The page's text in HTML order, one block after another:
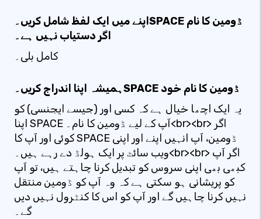
اپنے میں ایک لفظ شامل کریں۔SPACE ڈومین کا نام
اگر دستیاب نہیں ہے۔
کامل بلی۔
ہمیشہ اپنا اندراج کریں۔SPACE ڈومین کا نام خود
یہ ایک اچھا خیال ہے کہ کسی اور (جیسے ایجنسی) کو
اپنا SPACE آپ کے لیے ڈومین کا نام۔<br><br> اگر
کوئی اور آپ کا SPACE ڈومین، آپ انہیں اپنے اور اپنی
ویب سائٹ پر ایک ہولڈ دے رہے ہیں۔<br><br> اگر آپ
کبھی بھی اپنی سروس کو تبدیل کرنا چاہتے ہیں، تو آپ
کو پریشانی ہو سکتی ہے کہ وہ آپ کو ڈومین منتقل
نہیں کرنا چاہیں گے اور آپ کو اس کا کنٹرول نہیں دیں
گے۔